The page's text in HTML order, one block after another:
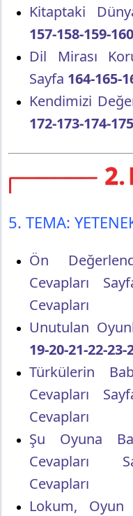
Kitaptaki
157-158-159-
Dil Mirası
Sayfa 164-165-
Kendimizi
172-173-174-
5. TEMA:
Ön
Cevapları
Cevapları
Unutulan
19-20-21-22-23-
Türkülerin
Cevapları
Cevapları
Şu Oyuna
Cevapları
Cevapları
Lokum, Oyun